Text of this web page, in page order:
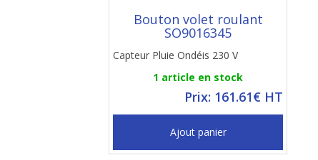
Bouton volet roulant
SO9016345
Capteur Pluie Ondéis 230 V
1 article en stock
Prix: 161.61€ HT
Ajout panier